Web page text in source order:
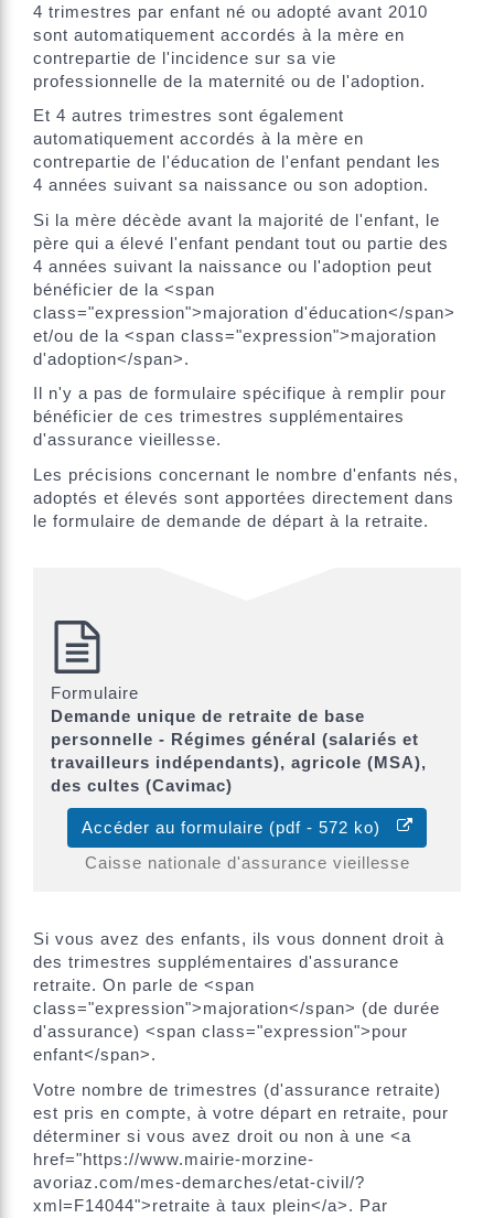
4 trimestres par enfant né ou adopté avant 2010
sont automatiquement accordés à la mère en
contrepartie de l'incidence sur sa vie
professionnelle de la maternité ou de l'adoption.
Et 4 autres trimestres sont également
automatiquement accordés à la mère en
contrepartie de l'éducation de l'enfant pendant les
4 années suivant sa naissance ou son adoption.
Si la mère décède avant la majorité de l'enfant, le
père qui a élevé l'enfant pendant tout ou partie des
4 années suivant la naissance ou l'adoption peut
bénéficier de la <span
class="expression">majoration d'éducation</span>
et/ou de la <span class="expression">majoration
d'adoption</span>.
Il n'y a pas de formulaire spécifique à remplir pour
bénéficier de ces trimestres supplémentaires
d'assurance vieillesse.
Les précisions concernant le nombre d'enfants nés,
adoptés et élevés sont apportées directement dans
le formulaire de demande de départ à la retraite.
Formulaire
Demande unique de retraite de base
personnelle - Régimes général (salariés et
travailleurs indépendants), agricole (MSA),
des cultes (Cavimac)
Accéder au formulaire (pdf - 572 ko)
Caisse nationale d'assurance vieillesse
Si vous avez des enfants, ils vous donnent droit à
des trimestres supplémentaires d'assurance
retraite. On parle de <span
class="expression">majoration</span> (de durée
d'assurance) <span class="expression">pour
enfant</span>.
Votre nombre de trimestres (d'assurance retraite)
est pris en compte, à votre départ en retraite, pour
déterminer si vous avez droit ou non à une <a
href="https://www.mairie-morzine-
avoriaz.com/mes-demarches/etat-civil/?
xml=F14044">retraite à taux plein</a>. Par